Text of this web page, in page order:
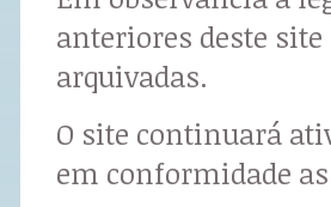
anteriores deste
arquivadas.
O site continuará
em conformidade